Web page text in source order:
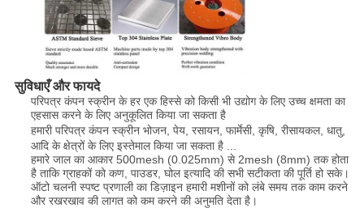
सुविधाएँ और फायदे
परिपत्र कंपन स्क्रीन के हर एक हिस्से को किसी भी उद्योग के लिए उच्च क्षमता का
एहसास करने के लिए अनुकूलित किया जा सकता है
हमारी परिपत्र कंपन स्क्रीन भोजन, पेय, रसायन, फार्मेसी, कृषि, रीसायकल, धातु,
आदि के क्षेत्रों के लिए इस्तेमाल किया जा सकता है ...
हमारे जाल का आकार 500mesh (0.025mm) से 2mesh (8mm) तक होता
है ताकि ग्राहकों को कण, पाउडर, घोल इत्यादि की सभी सटीकता की पूर्ति हो सके।
ऑटो चलनी स्पष्ट प्रणाली का डिज़ाइन हमारी मशीनों को लंबे समय तक काम करने
और रखरखाव की लागत को कम करने की अनुमति देता है।